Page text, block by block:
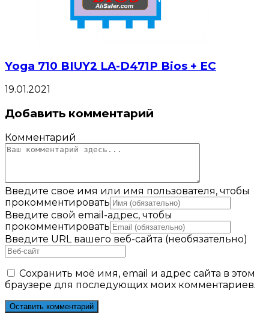
Yoga 710 BIUY2 LA-D471P Bios + EC
19.01.2021
Добавить комментарий
Комментарий
Введите свое имя или имя пользователя, чтобы
прокомментировать
Введите свой email-адрес, чтобы
прокомментировать
Введите URL вашего веб-сайта (необязательно)
Сохранить моё имя, email и адрес сайта в этом
браузере для последующих моих комментариев.